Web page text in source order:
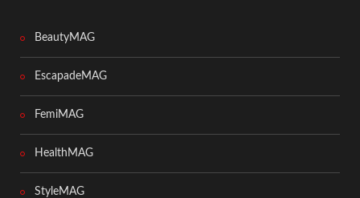
BeautyMAG
EscapadeMAG
FemiMAG
HealthMAG
StyleMAG